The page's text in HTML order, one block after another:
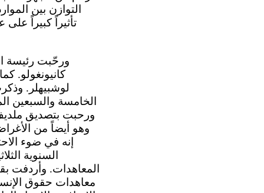
التوازن بين
تأثيراً كبيراً
كانيونغولو.
لوشبيهلر.
ورحبت بتصديق
وهو أيضاً من
إنه في ضوء
السنوية
المعاهدات. وأردفت
معاهدات حقوق